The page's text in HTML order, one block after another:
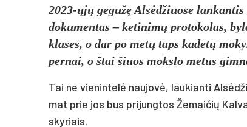
2023-ųjų gegužę Alsėdžiuose
dokumentas – ketinimų protokolas,
klases, o dar po metų taps kadetų
pernai, o štai šiuos mokslo metus
Tai ne vienintelė naujovė, laukianti
mat prie jos bus prijungtos Žemaičių
skyriais.